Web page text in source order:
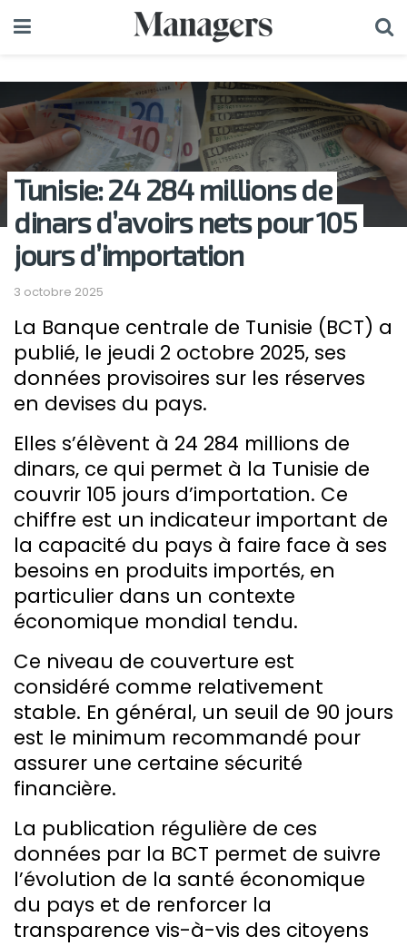
Tunisie: 24 284 millions de
dinars d’avoirs nets pour 105
jours d’importation
3 octobre 2025
La Banque centrale de Tunisie (BCT) a
publié, le jeudi 2 octobre 2025, ses
données provisoires sur les réserves
en devises du pays.
Elles s’élèvent à 24 284 millions de
dinars, ce qui permet à la Tunisie de
couvrir 105 jours d’importation. Ce
chiffre est un indicateur important de
la capacité du pays à faire face à ses
besoins en produits importés, en
particulier dans un contexte
économique mondial tendu.
Ce niveau de couverture est
considéré comme relativement
stable. En général, un seuil de 90 jours
est le minimum recommandé pour
assurer une certaine sécurité
financière.
La publication régulière de ces
données par la BCT permet de suivre
l’évolution de la santé économique
du pays et de renforcer la
transparence vis-à-vis des citoyens